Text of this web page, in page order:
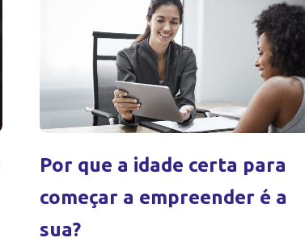
Por que a idade certa para
começar a empreender é a
sua?